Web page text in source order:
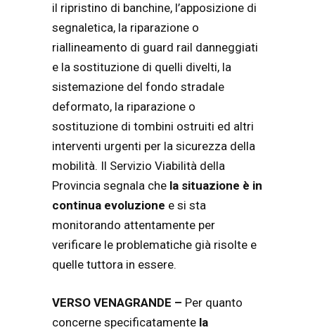
il ripristino di banchine, l’apposizione di
segnaletica, la riparazione o
riallineamento di guard rail danneggiati
e la sostituzione di quelli divelti, la
sistemazione del fondo stradale
deformato, la riparazione o
sostituzione di tombini ostruiti ed altri
interventi urgenti per la sicurezza della
mobilità. Il Servizio Viabilità della
Provincia segnala che la situazione è in
continua evoluzione e si sta
monitorando attentamente per
verificare le problematiche già risolte e
quelle tuttora in essere.
VERSO VENAGRANDE – Per quanto
concerne specificatamente la